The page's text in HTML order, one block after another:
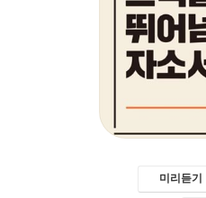
미리듣기